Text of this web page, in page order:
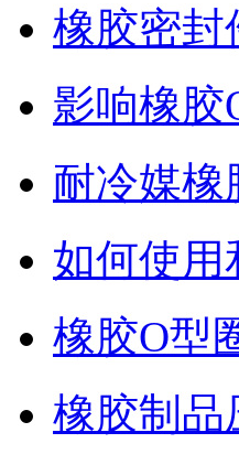
橡胶密封
影响橡胶
耐冷媒橡
如何使用
橡胶O型
橡胶制品